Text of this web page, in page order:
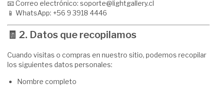
📧 Correo electrónico: soporte@lightgallery.cl
📱 WhatsApp: +56 9 3918 4446
🧾 2. Datos que recopilamos
Cuando visitas o compras en nuestro sitio, podemos recopilar
los siguientes datos personales:
Nombre completo